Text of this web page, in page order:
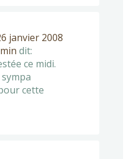
janvier 2008
dit:
ce midi.
sympa
cette